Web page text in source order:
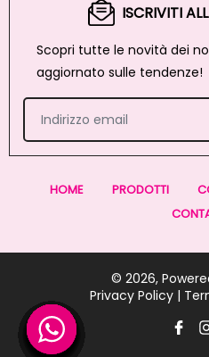
ISCRIVITI
Scopri tutte le novità dei
aggiornato sulle tendenze!
HOME PRODOTTI
© 2026,
Privacy Policy |